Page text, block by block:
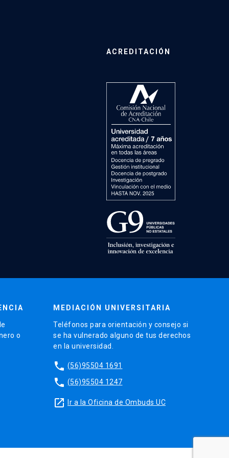
ACREDITACIÓN
o
MEDIACIÓN UNIVERSITARIA
Teléfonos para orientación y consejo si
se ha vulnerado alguno de tus derechos
en la universidad.
phone (56)95504 1691
phone (56)95504 1247
launch Ir a la Oficina de Ombuds UC